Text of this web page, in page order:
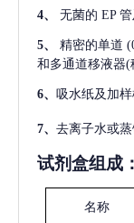
4、 无菌的 EP
5、 精密的单道
和多通道移液器(
6、 吸水纸及加
7、 去离子水或蒸
试剂盒组成：
名称